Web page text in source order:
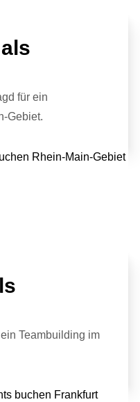
für ein
Gebiet.
Teambuilding im